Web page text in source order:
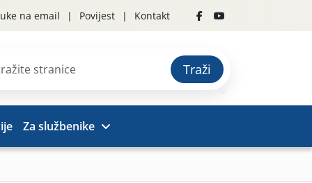
na email Povijest Kontakt
Traži
Za službenike